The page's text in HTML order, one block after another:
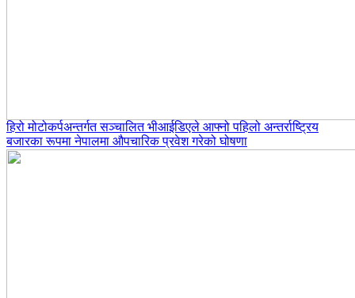
हिरो मोटोकर्पअन्तर्गत सञ्चालित भीआईडिएले आफ्नो पहिलो अन्तर्राष्ट्रिय
बजारका रूपमा नेपालमा औपचारिक प्रवेश गरेको घोषणा